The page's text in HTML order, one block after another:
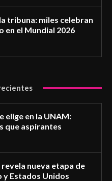
tribuna: miles celebran
en el Mundial 2026
elige en la UNAM:
que aspirantes
revela nueva etapa de
Estados Unidos